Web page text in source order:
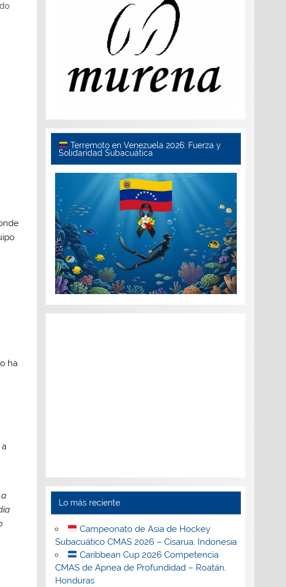
ha
Terremoto en Venezuela 2026: Fuerza y
Solidaridad Subacuática
Lo más reciente
Campeonato de Asia de Hockey
Subacuático CMAS 2026 – Cisarua, Indonesia
Caribbean Cup 2026 Competencia
CMAS de Apnea de Profundidad – Roatán,
Honduras